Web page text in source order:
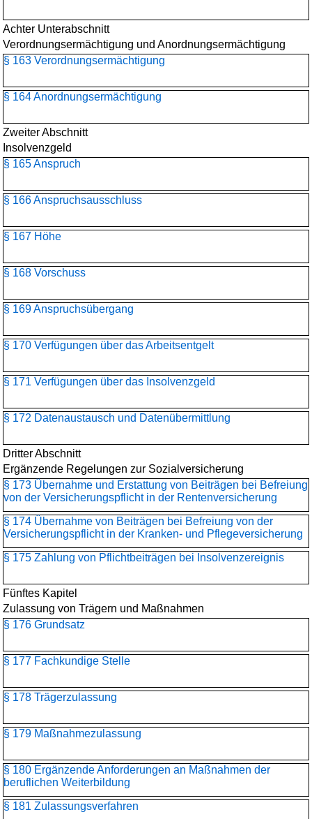
Achter Unterabschnitt
Verordnungsermächtigung und Anordnungsermächtigung
§ 163 Verordnungsermächtigung
§ 164 Anordnungsermächtigung
Zweiter Abschnitt
Insolvenzgeld
§ 165 Anspruch
§ 166 Anspruchsausschluss
§ 167 Höhe
§ 168 Vorschuss
§ 169 Anspruchsübergang
§ 170 Verfügungen über das Arbeitsentgelt
§ 171 Verfügungen über das Insolvenzgeld
§ 172 Datenaustausch und Datenübermittlung
Dritter Abschnitt
Ergänzende Regelungen zur Sozialversicherung
§ 173 Übernahme und Erstattung von Beiträgen bei Befreiung
von der Versicherungspflicht in der Rentenversicherung
§ 174 Übernahme von Beiträgen bei Befreiung von der
Versicherungspflicht in der Kranken- und Pflegeversicherung
§ 175 Zahlung von Pflichtbeiträgen bei Insolvenzereignis
Fünftes Kapitel
Zulassung von Trägern und Maßnahmen
§ 176 Grundsatz
§ 177 Fachkundige Stelle
§ 178 Trägerzulassung
§ 179 Maßnahmezulassung
§ 180 Ergänzende Anforderungen an Maßnahmen der
beruflichen Weiterbildung
§ 181 Zulassungsverfahren